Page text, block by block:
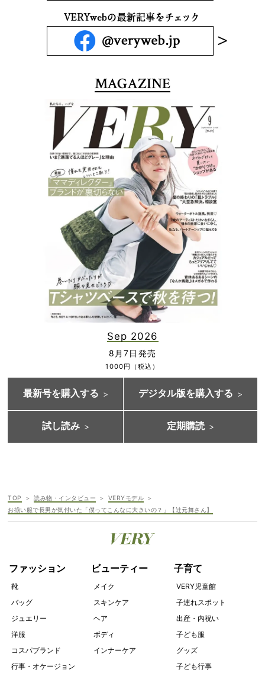
MAGAZINE
Sep 2026
8月7日発売
1000円（税込）
最新号を購入する デジタル版を購入する
試し読み 定期購読
TOP 読み物・インタビュー
VERYモデル
お揃い服で長男が気付いた「僕ってこんなに大きいの？」【辻元舞さん】
ファッション
靴
バッグ
ジュエリー
洋服
コスパブランド
行事・オケージョン
ビューティー
メイク
スキンケア
ヘア
ボディ
インナーケア
子育て
VERY児童館
子連れスポット
出産・内祝い
子ども服
グッズ
子ども行事